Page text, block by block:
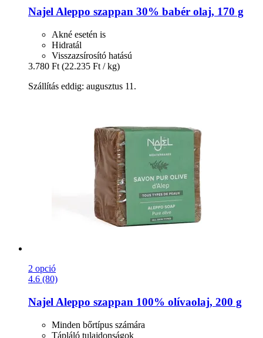
NajelAleppo szappan 30% babér olaj, 170 g
Akné esetén is
Hidratál
Visszazsírosító hatású
3.780 Ft (22.235 Ft / kg)
Szállítás eddig: augusztus 11.
2 opció
4.6 (80)
Najel Aleppo szappan 100% olívaolaj, 200 g
Minden bőrtípus számára
Tápláló tulajdonságok